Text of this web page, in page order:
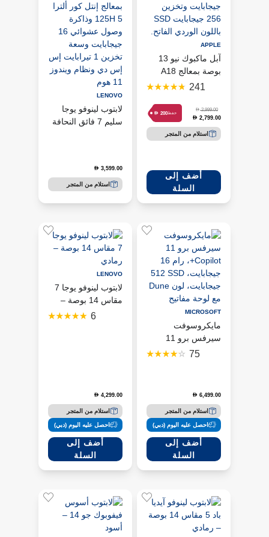
APPLE
آبل ماكبوك نيو 13
بوصة بمعالج A18
Pro وذاكرة 8
256 جيجابايت SSD
باللون الوردي الفاتح.
241
D2,999.00
D 2,799.00
حفظ D 200
استلام من المتجر
أضف إلى
السلة
LENOVO
لابتوب لينوفو يوجا
سليم 7 فائق النحافة
جيجابايت وسعة
D 3,599.00
استلام من المتجر
السلة
MICROSOFT
مايكروسوفت
سيرفس برو 11
Copilot+، رام 16
75
D 6,499.00
استلام من المتجر
احصل عليه اليوم (دبي)
أضف إلى
السلة
LENOVO
لابتوب لينوفو يوجا 7
مقاس 14 بوصة –
6
D 4,299.00
استلام من المتجر
احصل عليه اليوم (دبي)
أضف إلى
السلة